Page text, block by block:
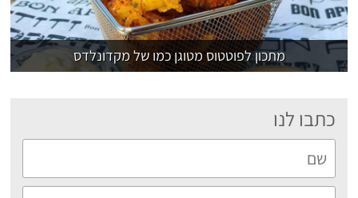
מתכון לפוטטוס מטוגן כמו של מקדונלדס
כתבו לנו